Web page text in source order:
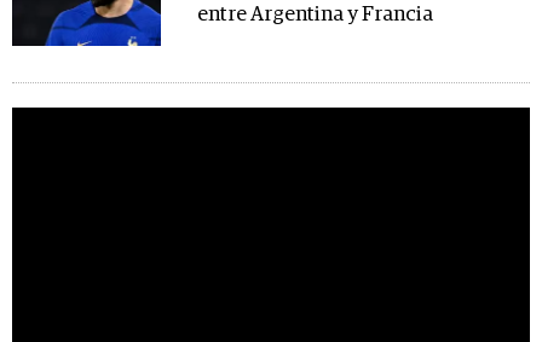
entre Argentina y Francia